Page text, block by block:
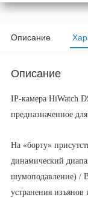
Описание
Описание
IP-камера HiWatch
предназначенное
На «борту»
динамический
шумоподавление) /
устранения